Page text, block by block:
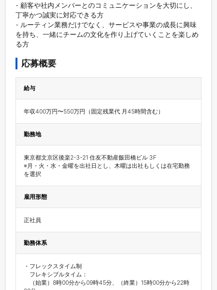
- 顧客や社内メンバーとのコミュニケーションを大切にし、
丁寧かつ誠実に対応できる方
- ルーティン業務だけでなく、サービスや事業の成長に興味
を持ち、一緒にチームの文化を作り上げていくことを楽しめ
る方
応募概要
給与
年収400万円〜550万円（固定残業代 月45時間含む）
勤務地
東京都文京区後楽2-3-21 住友不動産飯田橋ビル 3F
※月・火・水・金曜を出社日とし、木曜は出社もしくは在宅勤務
を選択
雇用形態
正社員
勤務体系
・フレックスタイム制
フレキシブルタイム：
（始業）8時00分から09時45分、（終業）15時00分から22時